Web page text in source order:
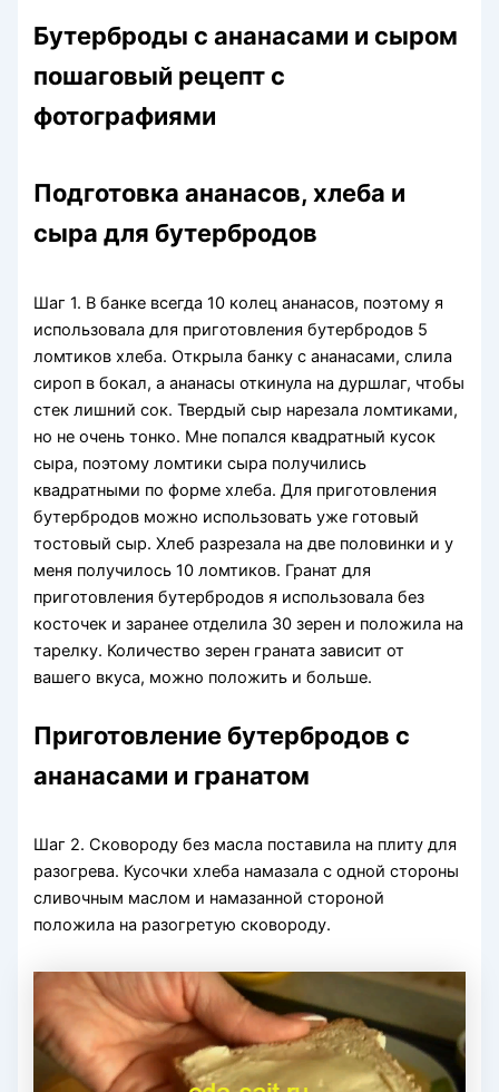
Бутерброды с ананасами и сыром
пошаговый рецепт с
фотографиями
Подготовка ананасов, хлеба и
сыра для бутербродов
Шаг 1. В банке всегда 10 колец ананасов, поэтому я
использовала для приготовления бутербродов 5
ломтиков хлеба. Открыла банку с ананасами, слила
сироп в бокал, а ананасы откинула на дуршлаг, чтобы
стек лишний сок. Твердый сыр нарезала ломтиками,
но не очень тонко. Мне попался квадратный кусок
сыра, поэтому ломтики сыра получились
квадратными по форме хлеба. Для приготовления
бутербродов можно использовать уже готовый
тостовый сыр. Хлеб разрезала на две половинки и у
меня получилось 10 ломтиков. Гранат для
приготовления бутербродов я использовала без
косточек и заранее отделила 30 зерен и положила на
тарелку. Количество зерен граната зависит от
вашего вкуса, можно положить и больше.
Приготовление бутербродов с
ананасами и гранатом
Шаг 2. Сковороду без масла поставила на плиту для
разогрева. Кусочки хлеба намазала с одной стороны
сливочным маслом и намазанной стороной
положила на разогретую сковороду.